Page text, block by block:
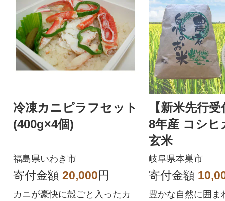
冷凍カニピラフセット
(400g×4個)
福島県いわき市
寄付金額 20,000円
カニが豪快に殻ごと入ったカ
【新米先行
8年産 コシヒ
玄米
岐阜県本巣市
寄付金額
豊かな自然に囲ま